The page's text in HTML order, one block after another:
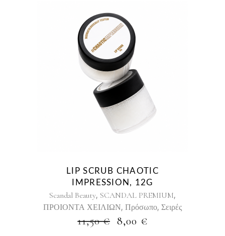
LIP SCRUB CHAOTIC
IMPRESSION, 12G
Scandal Beauty, SCANDAL PREMIUM,
ΠΡΟΙΟΝΤΑ ΧΕΙΛΙΩΝ, Πρόσωπο, Σειρές
11,50€ ORIGINAL
8,00 €Η